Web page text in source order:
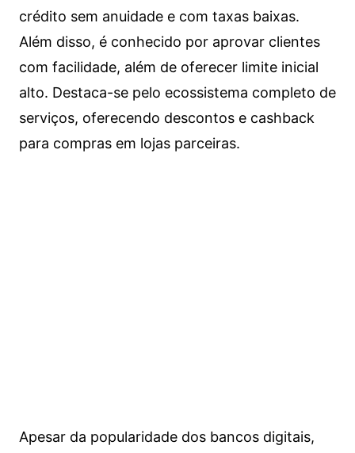
crédito sem anuidade e com taxas baixas.
Além disso, é conhecido por aprovar clientes
com facilidade, além de oferecer limite inicial
alto. Destaca-se pelo ecossistema completo de
serviços, oferecendo descontos e cashback
para compras em lojas parceiras.
Apesar da popularidade dos bancos digitais,